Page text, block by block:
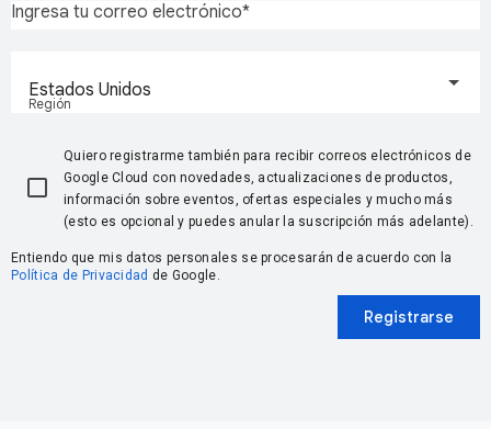
Ingresa tu correo electrónico
Región
Estados Unidos
Quiero registrarme también para recibir correos electrónicos de
Google Cloud con novedades, actualizaciones de productos,
información sobre eventos, ofertas especiales y mucho más
(esto es opcional y puedes anular la suscripción más adelante).
Entiendo que mis datos personales se procesarán de acuerdo con la
Política de Privacidad de Google.
Registrarse